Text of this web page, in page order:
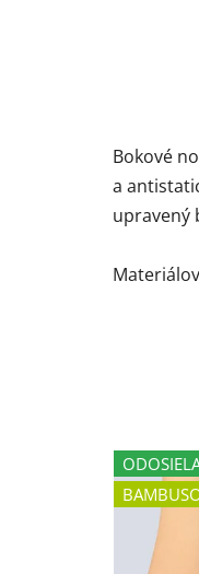
Bokové
a
upravený